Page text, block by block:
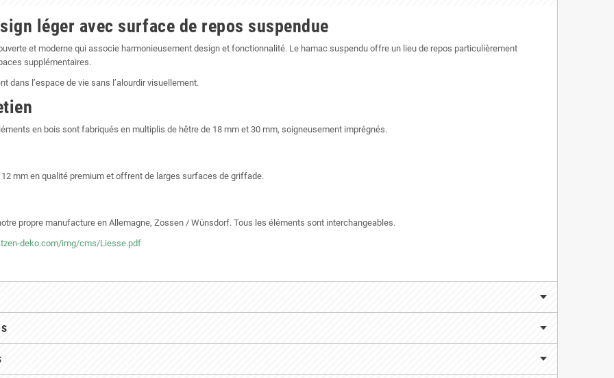
léger avec surface de repos suspendue
et moderne qui associe harmonieusement design et fonctionnalité. Le hamac suspendu offre un lieu de repos particulièrement
supplémentaires.
dans l’espace de vie sans l’alourdir visuellement.
en bois sont fabriqués en multiplis de hêtre de 18 mm et 30 mm, soigneusement imprégnés.
mm en qualité premium et offrent de larges surfaces de griffade.
propre manufacture en Allemagne, Zossen / Wünsdorf. Tous les éléments sont interchangeables.
deko.com/img/cms/Liesse.pdf